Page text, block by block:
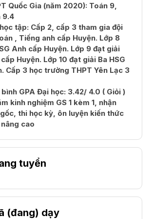
Quốc Gia (năm 2020): Toán 9,
9.4
tập: Cấp 2, cấp 3 tham gia đội
, Tiếng anh cấp Huyện. Lớp 8
Anh cấp Huyện. Lớp 9 đạt giải
Huyện. Lớp 10 đạt giải Ba HSG
Cấp 3 học trường THPT Yên Lạc 3
GPA Đại học: 3.42/ 4.0 ( Giỏi )
kinh nghiệm GS 1 kèm 1, nhận
thi học kỳ, ôn luyện kiến thức
cao
tuyển
(đang) dạy